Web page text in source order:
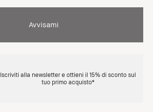
Avvisami
Iscriviti alla newsletter e ottieni il 15% di sconto sul
tuo primo acquisto*